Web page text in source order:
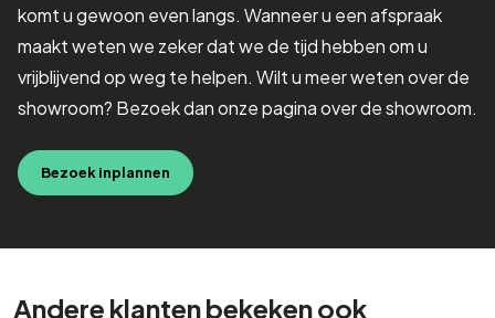
komt u gewoon even langs. Wanneer u een afspraak
maakt weten we zeker dat we de tijd hebben om u
vrijblijvend op weg te helpen. Wilt u meer weten over de
showroom? Bezoek dan onze pagina over de showroom.
Bezoek inplannen
Andere klanten bekeken ook